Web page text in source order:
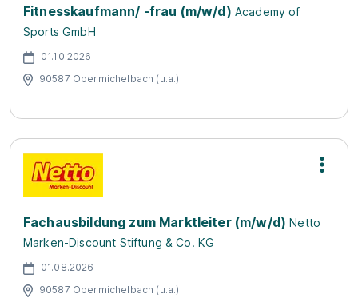
Fitnesskaufmann/ -frau (m/w/d) Academy of
Sports GmbH
01.10.2026
90587 Obermichelbach (u.a.)
Fachausbildung zum Marktleiter (m/w/d) Netto
Marken-Discount Stiftung & Co. KG
01.08.2026
90587 Obermichelbach (u.a.)